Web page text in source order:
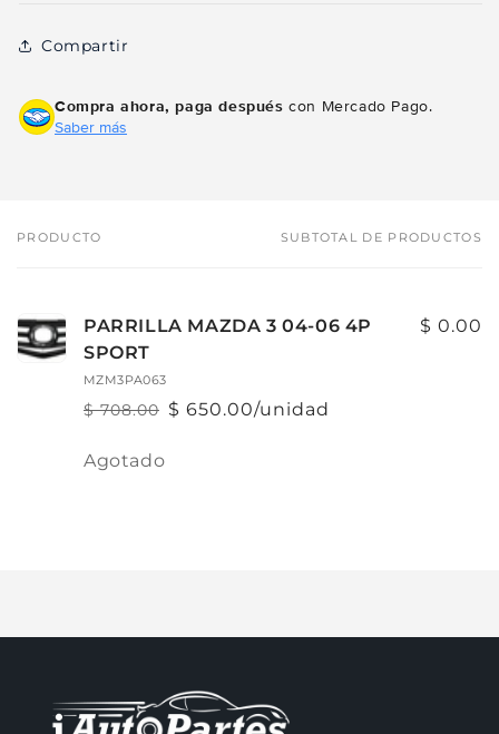
Compartir
Compra ahora, paga después con Mercado Pago.
Saber más
Tu
PRODUCTO SUBTOTAL DE PRODUCTOS
PARRILLA MAZDA 3 04-06 4P
SPORT
MZM3PA063
Precio
$ 708.00
Precio
oferta
$ 650.00/unidad
$ 0.00
Cantidad
Agotado